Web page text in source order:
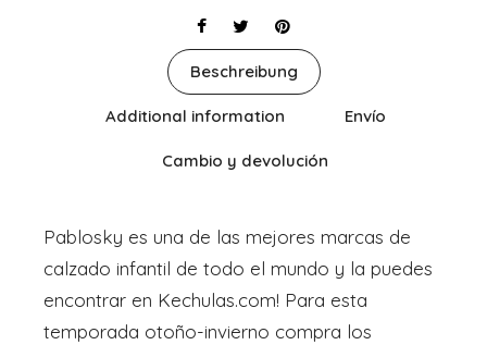
Beschreibung
Additional information Envío
Cambio y devolución
Pablosky es una de las mejores marcas de
calzado infantil de todo el mundo y la puedes
encontrar en Kechulas.com! Para esta
temporada otoño-invierno compra los